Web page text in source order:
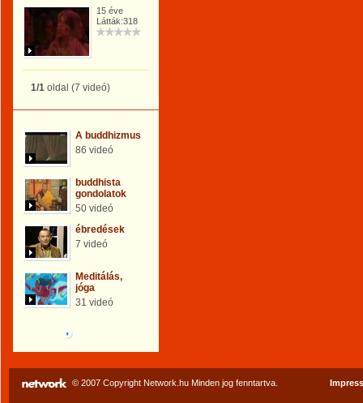
15 éve
Látták:318
1/1 oldal (7 videó)
A buddhizmus
86 videó
buddhista
gondolatok
50 videó
ébredések
7 videó
Meditálás,
jóga
31 videó
© 2007 Copyright Network.hu Minden jog fenntartva.